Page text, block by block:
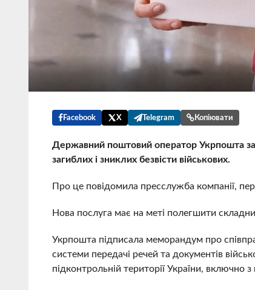
Facebook X Telegram Копіювати
Державний поштовий оператор Укрпошта
загиблих і зниклих безвісти військових.
Про це повідомила пресслужба компанії,
Нова послуга має на меті полегшити
Укрпошта підписала меморандум про
системи передачі речей та документів
підконтрольній території України,